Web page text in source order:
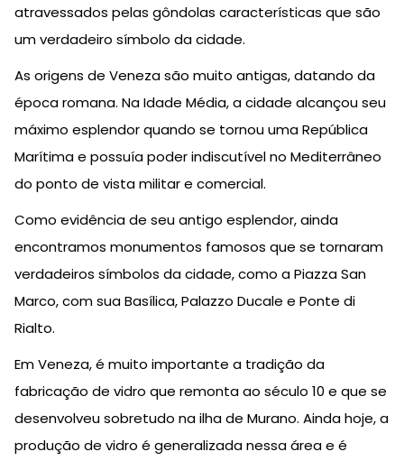
atravessados ​​pelas gôndolas características que são
um verdadeiro símbolo da cidade.
As origens de Veneza são muito antigas, datando da
época romana. Na Idade Média, a cidade alcançou seu
máximo esplendor quando se tornou uma República
Marítima e possuía poder indiscutível no Mediterrâneo
do ponto de vista militar e comercial.
Como evidência de seu antigo esplendor, ainda
encontramos monumentos famosos que se tornaram
verdadeiros símbolos da cidade, como a Piazza San
Marco, com sua Basílica, Palazzo Ducale e Ponte di
Rialto.
Em Veneza, é muito importante a tradição da
fabricação de vidro que remonta ao século 10 e que se
desenvolveu sobretudo na ilha de Murano. Ainda hoje, a
produção de vidro é generalizada nessa área e é